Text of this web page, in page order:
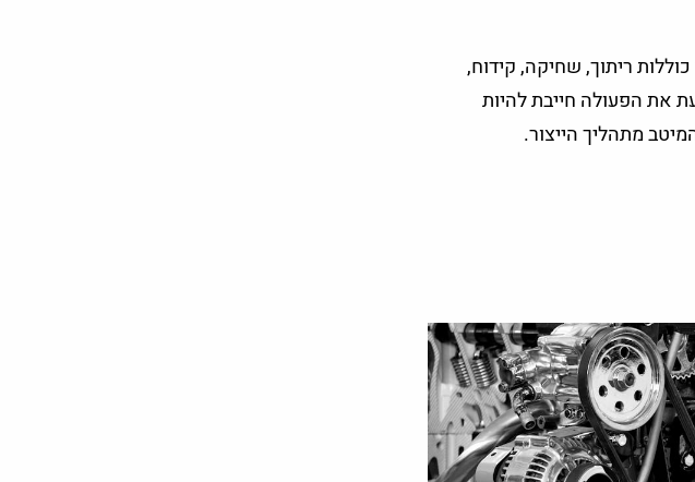
ריתוך, שחיקה, קידוח,
את הפעולה חייבת להיות
מתהליך הייצור.